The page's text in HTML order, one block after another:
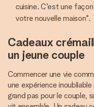
cuisine. C'est une
votre nouvelle maison".
Cadeaux
un jeune couple
Commencer une vie
une expérience
grand pas pour le couple,